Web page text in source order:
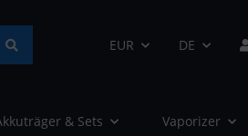
EUR DE
& Sets Vaporizer